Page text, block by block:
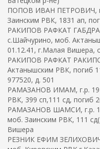
ПОПОВ ИВАН ПЕТРОВИЧ,
Заинским РВК, 1831 ап,
РАКИПОВ РАФКАТ
с.Шайчурино, моб.
01.12.41, г.Малая Вишера,
РАКИПОВ РАФКАТ
Актанышским РВК, погиб
977520, д. 501
РАМАЗАНОВ ИМАМ, г.р.
РВК, 399 сп,111 сд, погиб
РАМАЗАНОВ ШАМСИ, г.р.
моб. Заинским РВК, 111
Вишера
РЕЗНИК ЕФИМ ЗЕЛИХОВИЧ,